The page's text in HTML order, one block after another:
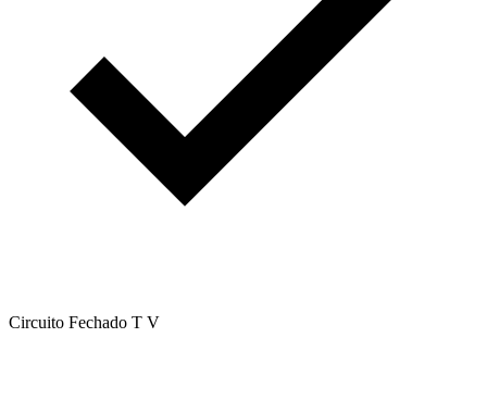
Circuito Fechado T V